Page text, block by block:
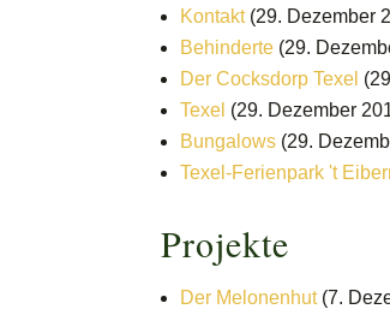
Kontakt (29. Dezember
Behinderte (29.
Der Cocksdorp Texel
Texel (29. Dezember
Bungalows (29.
Texel-Ferienpark 't
Projekte
Der Melonenhut (7.